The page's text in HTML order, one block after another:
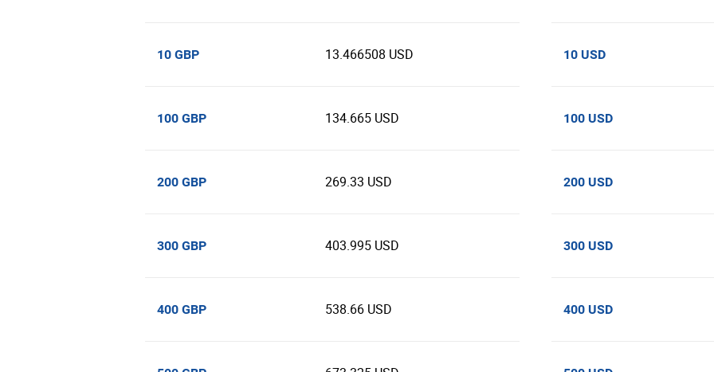
10 GBP 13.466508 USD
100 GBP 134.665 USD
200 GBP 269.33 USD
300 GBP 403.995 USD
400 GBP 538.66 USD
10 USD
100 USD
200 USD
300 USD
400 USD